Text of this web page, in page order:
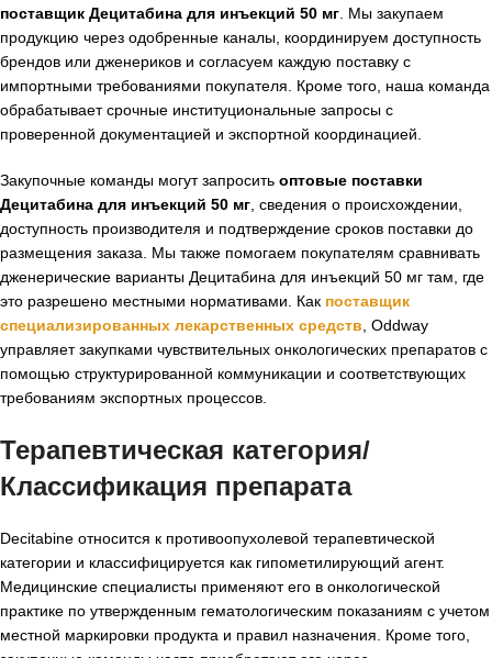
поставщик Децитабина для инъекций 50 мг . Мы закупаем
продукцию через одобренные каналы, координируем доступность
брендов или дженериков и согласуем каждую поставку с
импортными требованиями покупателя. Кроме того, наша команда
обрабатывает срочные институциональные запросы с
проверенной документацией и экспортной координацией.
Закупочные команды могут запросить оптовые поставки
Децитабина для инъекций 50 мг , сведения о происхождении,
доступность производителя и подтверждение сроков поставки до
размещения заказа. Мы также помогаем покупателям сравнивать
дженерические варианты Децитабина для инъекций 50 мг там, где
это разрешено местными нормативами. Как поставщик
специализированных лекарственных средств , Oddway
управляет закупками чувствительных онкологических препаратов с
помощью структурированной коммуникации и соответствующих
требованиям экспортных процессов.
Терапевтическая категория/
Классификация препарата
Decitabine относится к противоопухолевой терапевтической
категории и классифицируется как гипометилирующий агент.
Медицинские специалисты применяют его в онкологической
практике по утвержденным гематологическим показаниям с учетом
местной маркировки продукта и правил назначения. Кроме того,